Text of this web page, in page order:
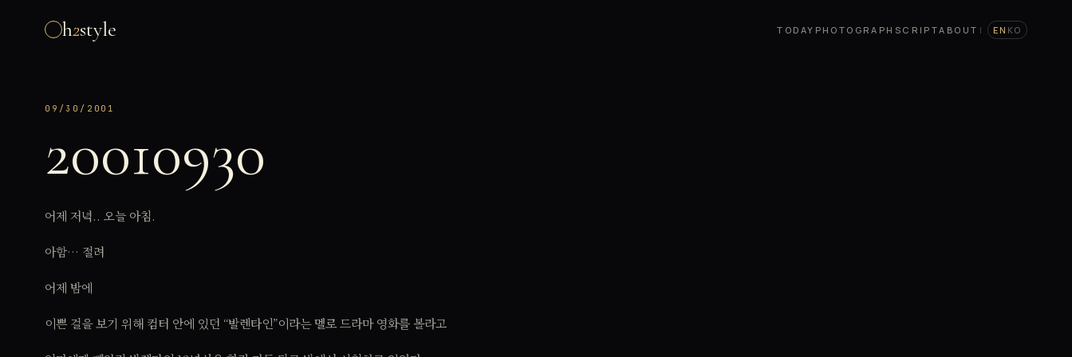
h2style TODAY PHOTOGRAPH SCRIPTABOUT | EN KO
09/30/2001
20010930
어제 저녁.. 오늘 아침.
아함… 절려
어제 밤에
이쁜 걸을 보기 위해 컴터 안에 있던 “발렌타인”이라는 멜로 드라마 영화를 볼라고